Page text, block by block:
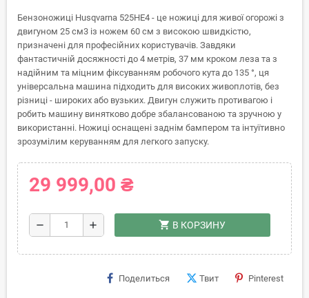
Бензоножиці Husqvarna 525HE4 - це ножиці для живої огорожі з
двигуном 25 см3 із ножем 60 см з високою швидкістю,
призначені для професійних користувачів. Завдяки
фантастичній досяжності до 4 метрів, 37 мм кроком леза та з
надійним та міцним фіксуванням робочого кута до 135 °, ця
універсальна машина підходить для високих живоплотів, без
різниці - широких або вузьких. Двигун служить противагою і
робить машину винятково добре збалансованою та зручною у
використанні. Ножиці оснащені заднім бампером та інтуїтивно
зрозумілим керуванням для легкого запуску.
29 999,00 ₴
remove add shopping_cart В КОРЗИНУ
Поделиться Твит Pinterest